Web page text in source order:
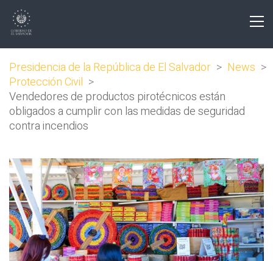
Presidencia de la República de El Salvador > News >
Protección Civil >
Vendedores de productos pirotécnicos están
obligados a cumplir con las medidas de seguridad
contra incendios